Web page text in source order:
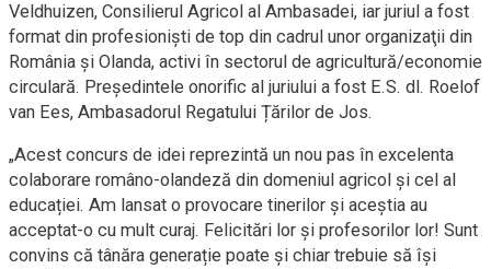
Veldhuizen, Consilierul Agricol al Ambasadei, iar juriul a fost
format din profesionişti de top din cadrul unor organizaţii din
România şi Olanda, activi în sectorul de agricultură/economie
circulară. Președintele onorific al juriului a fost E.S. dl. Roelof
van Ees, Ambasadorul Regatului Țărilor de Jos.
„Acest concurs de idei reprezintă un nou pas în excelenta
colaborare româno-olandeză din domeniul agricol și cel al
educației. Am lansat o provocare tinerilor și aceștia au
acceptat-o cu mult curaj. Felicitări lor și profesorilor lor! Sunt
convins că tânăra generație poate și chiar trebuie să își